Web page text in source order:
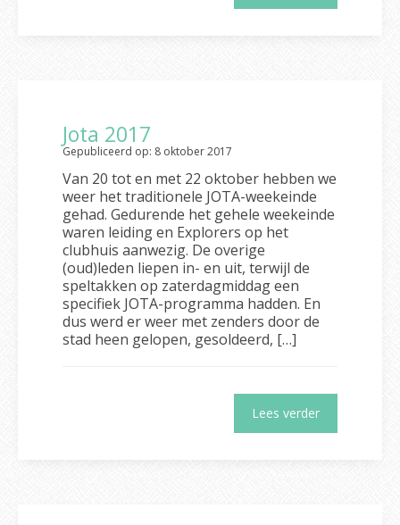
Jota 2017
Gepubliceerd op: 8 oktober 2017
Van 20 tot en met 22 oktober hebben we
weer het traditionele JOTA-weekeinde
gehad. Gedurende het gehele weekeinde
waren leiding en Explorers op het
clubhuis aanwezig. De overige
(oud)leden liepen in- en uit, terwijl de
speltakken op zaterdagmiddag een
specifiek JOTA-programma hadden. En
dus werd er weer met zenders door de
stad heen gelopen, gesoldeerd, […]
Lees verder